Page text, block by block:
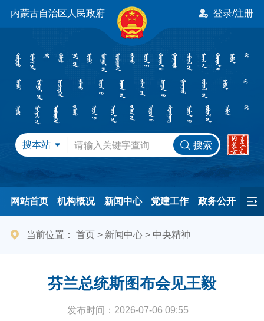
内蒙古自治区人民政府 登录/注册
搜本站 搜索
网站首页 机构概况 新闻中心 党建工作 政务公开
办事服务 民间友好 港澳事务 互动交流
当前位置： 首页> 新闻中心> 中央精神
芬兰总统斯图布会见王毅
发布时间：2026-07-06 09:55